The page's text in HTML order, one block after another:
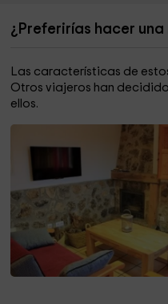
¿Preferirías hacer
Las características de
Otros viajeros han
ellos.